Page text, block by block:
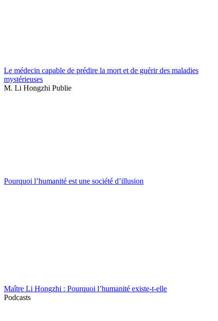
Le médecin capable de prédire la mort et de guérir des maladies
mystérieuses
M. Li Hongzhi Publie
Pourquoi l’humanité est une société d’illusion
Maître Li Hongzhi : Pourquoi l’humanité existe-t-elle
Podcasts